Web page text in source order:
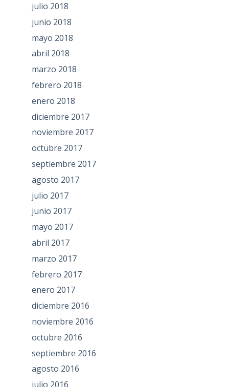
julio 2018
junio 2018
mayo 2018
abril 2018
marzo 2018
febrero 2018
enero 2018
diciembre 2017
noviembre 2017
octubre 2017
septiembre 2017
agosto 2017
julio 2017
junio 2017
mayo 2017
abril 2017
marzo 2017
febrero 2017
enero 2017
diciembre 2016
noviembre 2016
octubre 2016
septiembre 2016
agosto 2016
julio 2016